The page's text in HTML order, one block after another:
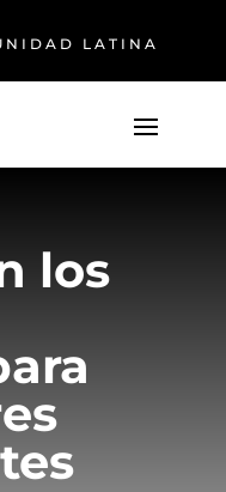
LATINA
los